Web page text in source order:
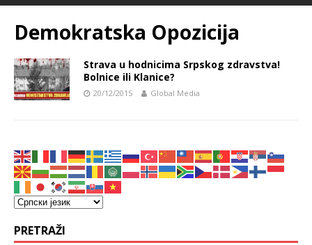
Demokratska Opozicija
Strava u hodnicima Srpskog zdravstva!
Bolnice ili Klanice?
20/12/2015 Global Media
PRETRAŽI